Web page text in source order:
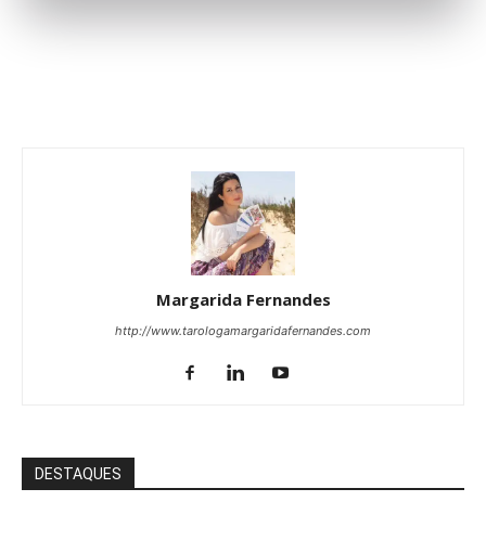
Margarida Fernandes
http://www.tarologamargaridafernandes.com
DESTAQUES